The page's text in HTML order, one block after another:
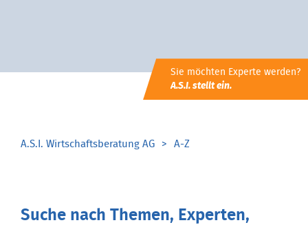
Sie möchten Experte werden?
A.S.I. stellt ein.
A.S.I. Wirtschaftsberatung AG A-Z
Suche nach Themen, Experten,